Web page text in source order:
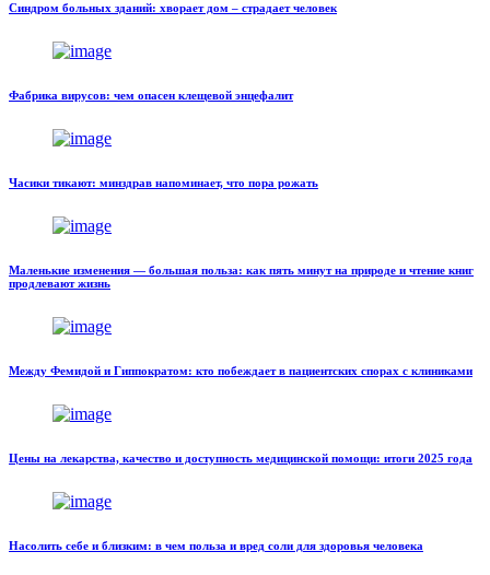
Синдром больных зданий: хворает дом – страдает человек
Фабрика вирусов: чем опасен клещевой энцефалит
Часики тикают: минздрав напоминает, что пора рожать
Маленькие изменения — большая польза: как пять минут на природе и чтение книг
продлевают жизнь
Между Фемидой и Гиппократом: кто побеждает в пациентских спорах с клиниками
Цены на лекарства, качество и доступность медицинской помощи: итоги 2025 года
Насолить себе и близким: в чем польза и вред соли для здоровья человека